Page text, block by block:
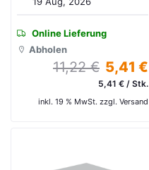
Online Lieferung
Abholen
11,22 € 5,41 €
5,41 € / Stk.
inkl. 19 % MwSt. zzgl. Versand